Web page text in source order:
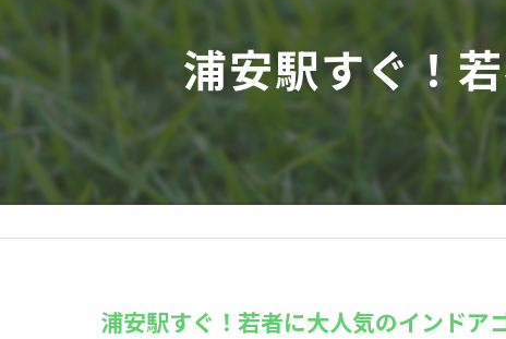
練習場
フィッ
浦安駅すぐ！
浦安駅すぐ！若者に大人気のインドア